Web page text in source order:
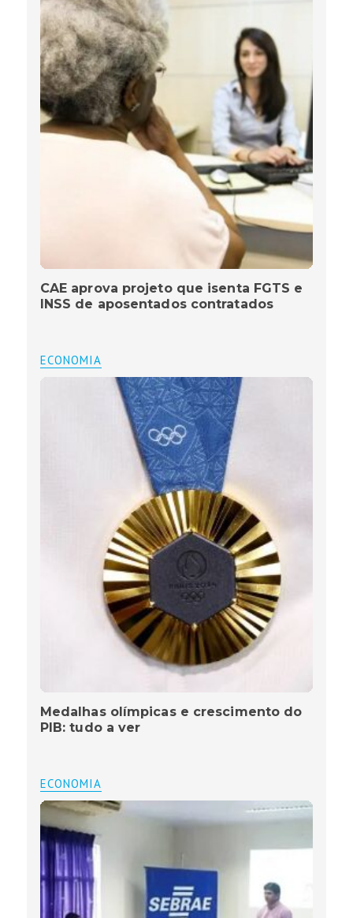
CAE aprova projeto que isenta FGTS e
INSS de aposentados contratados
ECONOMIA
Medalhas olímpicas e crescimento do
PIB: tudo a ver
ECONOMIA